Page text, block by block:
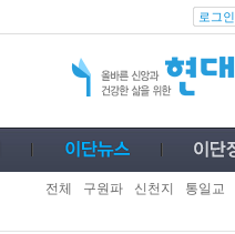
로그인
전체 구원파 신천지 통일교